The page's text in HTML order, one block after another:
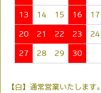
13 14 15 16 17
20 21 22 23 24
27 28 29 30
【白】通常営業いたします。